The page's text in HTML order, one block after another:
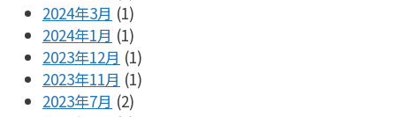
2024年3月 (1)
2024年1月 (1)
2023年12月 (1)
2023年11月 (1)
2023年7月 (2)